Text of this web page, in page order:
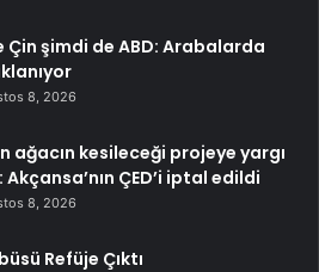
Çin şimdi de ABD: Arabalarda
8, 2026
ağacın kesileceği projeye yargı
Akçansa’nın ÇED’i iptal edildi
8, 2026
Refüje Çıktı